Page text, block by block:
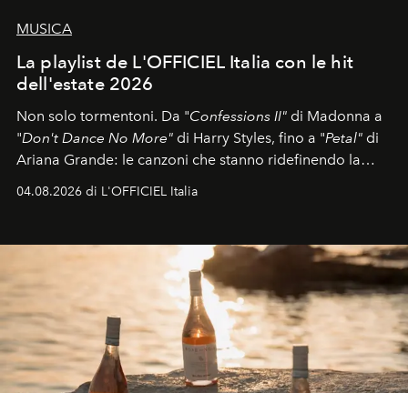
MUSICA
La playlist de L'OFFICIEL Italia con le hit
dell'estate 2026
Non solo tormentoni. Da "Confessions II" di Madonna a
"Don't Dance No More" di Harry Styles, fino a "Petal" di
Ariana Grande: le canzoni che stanno ridefinendo la
colonna sonora della stagione.
04.08.2026 di L'OFFICIEL Italia